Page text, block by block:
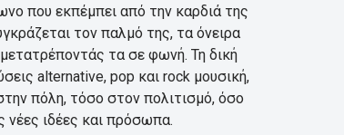
που εκπέμπει από την καρδιά της
τον παλμό της, τα όνειρα
τα σε φωνή. Τη δική
alternative, pop και rock μουσική,
πόλη, τόσο στον πολιτισμό, όσο
νέες ιδέες και πρόσωπα.